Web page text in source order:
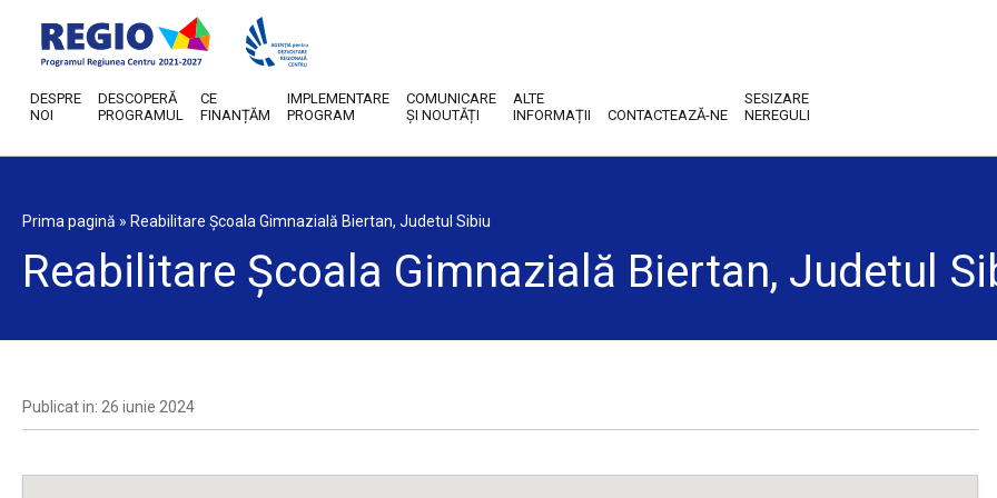
DESPRE
NOI
DESCOPERĂ
PROGRAMUL
CE
FINANȚĂM
IMPLEMENTARE
PROGRAM
COMUNICARE
ȘI NOUTĂȚI
ALTE
INFORMAȚII
CONTACTEAZĂ-NE
SESIZARE
NEREGULI
Prima pagină » Reabilitare Școala Gimnazială Biertan, Judetul Sibiu
Reabilitare Școala Gimnazială Biertan, Judetul
Publicat in: 26 iunie 2024